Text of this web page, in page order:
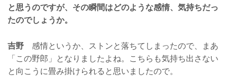
と思うのですが、その瞬間はどのような感情、気持ちだっ
たのでしょうか。
吉野 感情というか、ストンと落ちてしまったので、まあ
「この野郎」となりましたよね。こちらも気持ち出さない
と向こうに畳み掛けられると思いましたので。